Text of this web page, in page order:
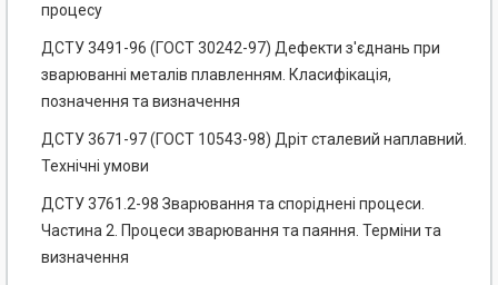
процесу
ДСТУ 3491-96 (ГОСТ 30242-97) Дефекти з'єднань при
зварюванні металів плавленням. Класифікація,
позначення та визначення
ДСТУ 3671-97 (ГОСТ 10543-98) Дріт сталевий наплавний.
Технічні умови
ДСТУ 3761.2-98 Зварювання та споріднені процеси.
Частина 2. Процеси зварювання та паяння. Терміни та
визначення